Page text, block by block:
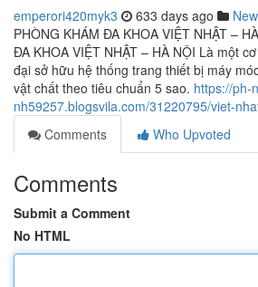
emperori420myk3 633 days ago
PHÒNG KHÁM ĐA KHOA VIỆT NHẬT –
ĐA KHOA VIỆT NHẬT – HÀ NỘI Là một
đại sở hữu hệ thống trang thiết bị máy
vật chất theo tiêu chuẩn 5 sao. https://ph-
nh59257.blogsvila.com/31220795/viet-
Comments
Who Upvoted
Comments
Submit a Comment
No HTML